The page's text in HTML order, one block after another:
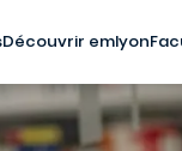
Découvrir emlyon